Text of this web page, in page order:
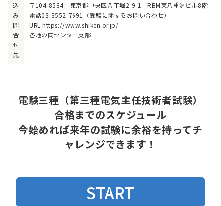
込
み
問
合
せ
先
〒104-8584 東京都中央区八丁堀2-9-1 RBM東八重洲ビル8階
電話03-3552-7691（受験に関するお問い合わせ）
URL https://www.shiken.or.jp/
各地の同センター支部
電験三種（第三種電気主任技術者試験）
合格までのスケジュール
今始めれば来年の試験に余裕を持ってチ
ャレンジできます！
START